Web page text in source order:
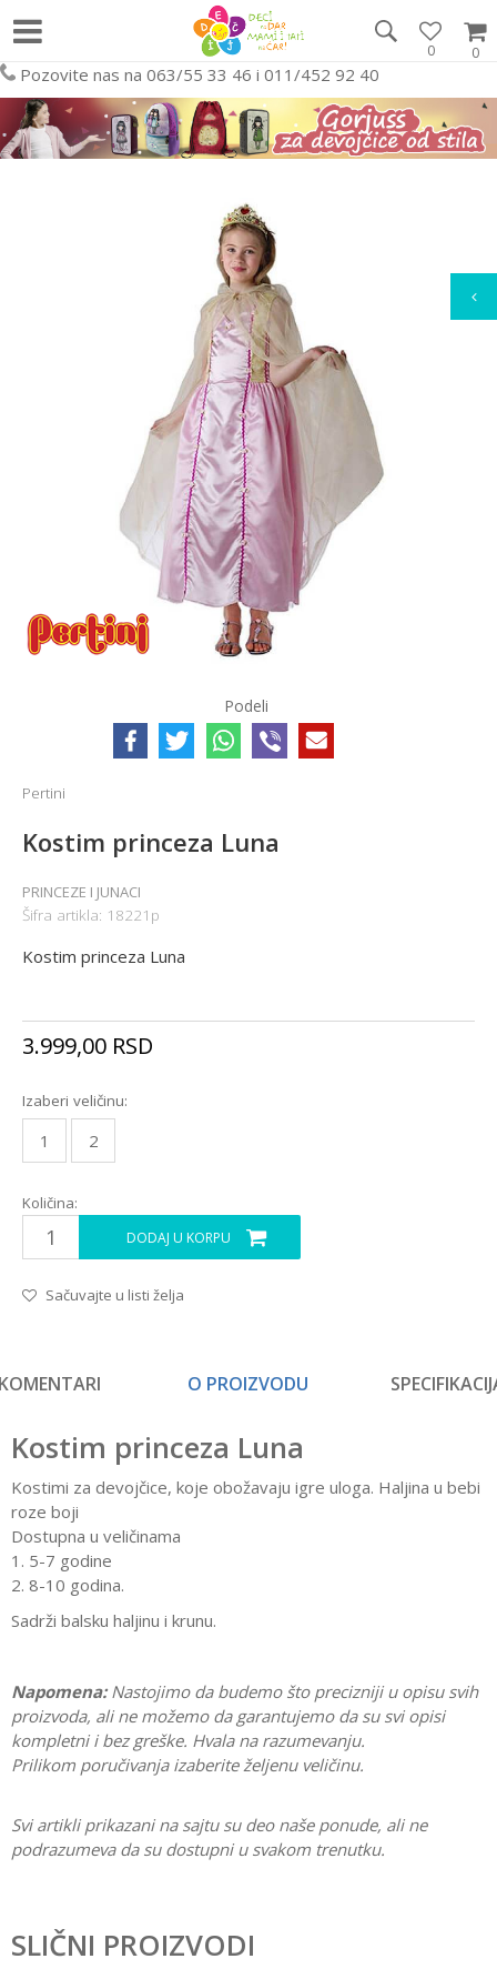
0
0
Pozovite nas na 063/55 33 46 i 011/452 92 40
Podeli
Pertini
Kostim princeza Luna
PRINCEZE I JUNACI
Šifra artikla: 18221p
Kostim princeza Luna
3.999,00 RSD
Izaberi veličinu:
1 2
Količina:
DODAJ U KORPU
Sačuvajte u listi želja
O PROIZVODU
Kostim princeza Luna
Kostimi za devojčice, koje obožavaju igre uloga. Haljina u bebi
roze boji
Dostupna u veličinama
1. 5-7 godine
2. 8-10 godina.
Sadrži balsku haljinu i krunu.
Napomena:Nastojimo da budemo što precizniji u opisu svih
proizvoda, ali ne možemo da garantujemo da su svi opisi
kompletni i bez greške. Hvala na razumevanju.
Prilikom poručivanja izaberite željenu veličinu.
Svi artikli prikazani na sajtu su deo naše ponude, ali ne
podrazumeva da su dostupni u svakom trenutku.
Ime/Nadimak
SLIČNI PROIZVODI